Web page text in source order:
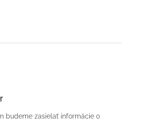
budeme zasielať informácie o